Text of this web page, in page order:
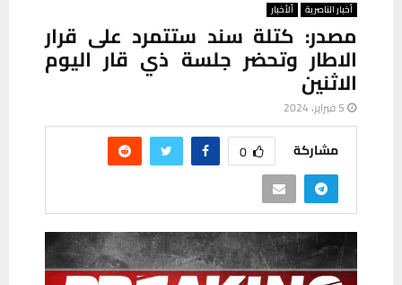
أخبار الناصرية ألأخبار
مصدر: كتلة سند ستتمرد على قرار
الاطار وتحضر جلسة ذي قار اليوم
الاثنين
5 فبراير، 2024
مشاركة 0